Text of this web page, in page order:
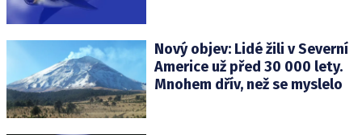
Nový objev: Lidé žili v Severní
Americe už před 30 000 lety.
Mnohem dřív, než se myslelo